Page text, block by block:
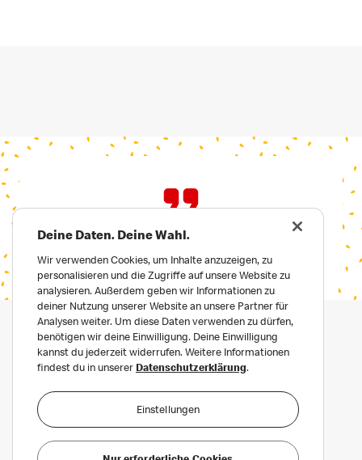
Deine Daten. Deine Wahl.
Wir verwenden Cookies, um Inhalte anzuzeigen, zu
personalisieren und die Zugriffe auf unsere Website zu
analysieren. Außerdem geben wir Informationen zu
deiner Nutzung unserer Website an unsere Partner für
Analysen weiter. Um diese Daten verwenden zu dürfen,
benötigen wir deine Einwilligung. Deine Einwilligung
kannst du jederzeit widerrufen. Weitere Informationen
findest du in unserer Datenschutzerklärung.
Einstellungen